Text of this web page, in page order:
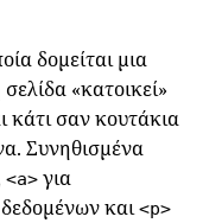
δομείται μια
«κατοικεί»
κάτι σαν κουτάκια
Συνηθισμένα
<a> για
και<p>